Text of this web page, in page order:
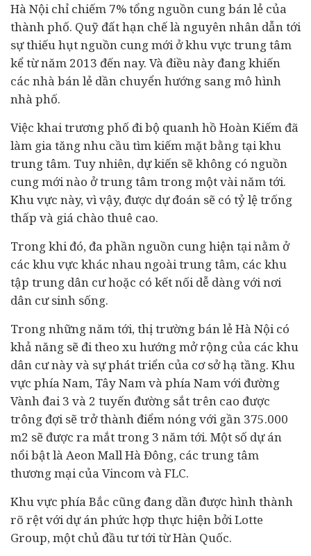
Hà Nội chỉ chiếm 7% tổng nguồn cung bán lẻ của
thành phố. Quỹ đất hạn chế là nguyên nhân dẫn tới
sự thiếu hụt nguồn cung mới ở khu vực trung tâm
kể từ năm 2013 đến nay. Và điều này đang khiến
các nhà bán lẻ dần chuyển hướng sang mô hình
nhà phố.
Việc khai trương phố đi bộ quanh hồ Hoàn Kiếm đã
làm gia tăng nhu cầu tìm kiếm mặt bằng tại khu
trung tâm. Tuy nhiên, dự kiến sẽ không có nguồn
cung mới nào ở trung tâm trong một vài năm tới.
Khu vực này, vì vậy, được dự đoán sẽ có tỷ lệ trống
thấp và giá chào thuê cao.
Trong khi đó, đa phần nguồn cung hiện tại nằm ở
các khu vực khác nhau ngoài trung tâm, các khu
tập trung dân cư hoặc có kết nối dễ dàng với nơi
dân cư sinh sống.
Trong những năm tới, thị trường bán lẻ Hà Nội có
khả năng sẽ đi theo xu hướng mở rộng của các khu
dân cư này và sự phát triển của cơ sở hạ tầng. Khu
vực phía Nam, Tây Nam và phía Nam với đường
Vành đai 3 và 2 tuyến đường sắt trên cao được
trông đợi sẽ trở thành điểm nóng với gần 375.000
m2 sẽ được ra mắt trong 3 năm tới. Một số dự án
nổi bật là Aeon Mall Hà Đông, các trung tâm
thương mại của Vincom và FLC.
Khu vực phía Bắc cũng đang dần được hình thành
rõ rệt với dự án phức hợp thực hiện bởi Lotte
Group, một chủ đầu tưtới từ Hàn Quốc.